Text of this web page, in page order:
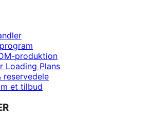
produktion
Loading Plans
reservedele
et tilbud